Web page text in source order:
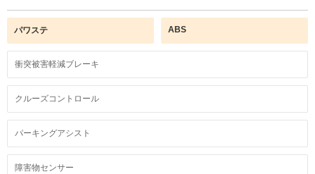
パワステ ABS
衝突被害軽減ブレーキ
クルーズコントロール
パーキングアシスト
障害物センサー